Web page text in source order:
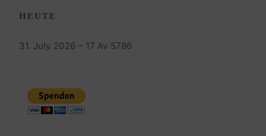
HEUTE
31. July 2026 – 17 Av 5786